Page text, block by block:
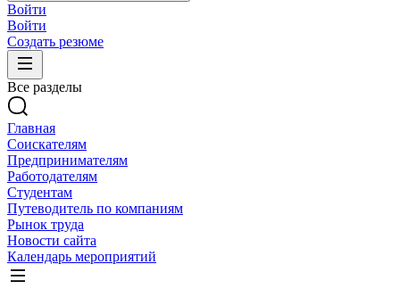
Войти
Войти
Создать резюме
Все разделы
Главная
Соискателям
Предпринимателям
Работодателям
Студентам
Путеводитель по компаниям
Рынок труда
Новости сайта
Календарь мероприятий